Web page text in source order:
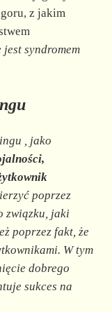
z jakim
jest syndromem
, jako
poprzez
związku, jaki
poprzez fakt, że
W tym
dobrego
sukces na